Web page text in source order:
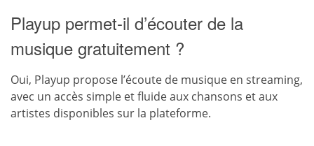
Playup permet-il d’écouter de la
musique gratuitement ?
Oui, Playup propose l’écoute de musique en streaming,
avec un accès simple et fluide aux chansons et aux
artistes disponibles sur la plateforme.